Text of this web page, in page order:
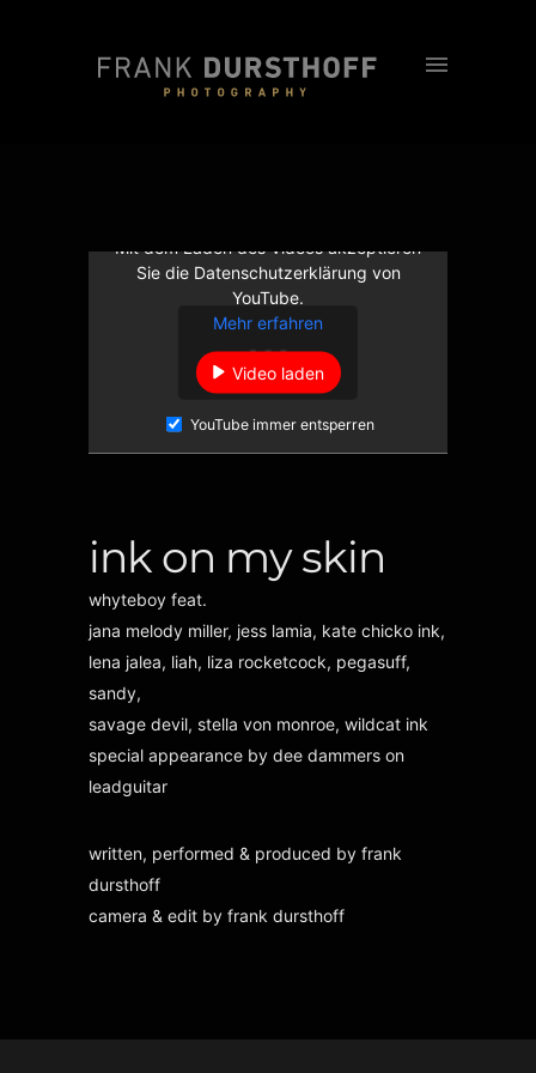
Sie die Datenschutzerklärung von
YouTube.
Mehr erfahren
Video laden
YouTube immer entsperren
ink on my skin
whyteboy feat.
jana melody miller, jess lamia, kate chicko ink,
lena jalea, liah, liza rocketcock, pegasuff,
sandy,
savage devil, stella von monroe, wildcat ink
special appearance by dee dammers on
leadguitar
written, performed & produced by frank
dursthoff
camera & edit by frank dursthoff